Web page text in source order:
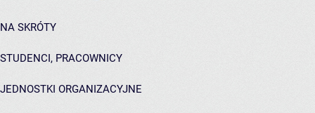
NA SKRÓTY
STUDENCI, PRACOWNICY
JEDNOSTKI ORGANIZACYJNE